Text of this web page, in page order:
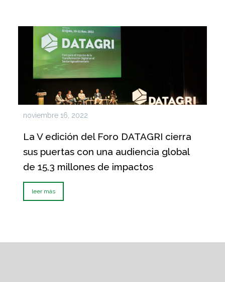
noviembre 16, 2022
La V edición del Foro DATAGRI cierra
sus puertas con una audiencia global
de 15,3 millones de impactos
leer más